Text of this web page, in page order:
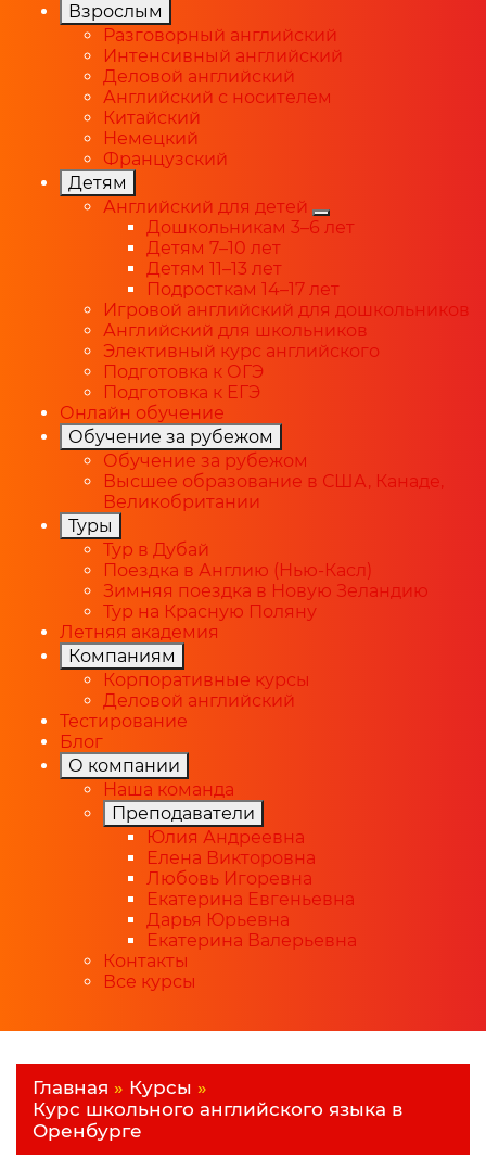
Взрослым
Разговорный английский
Интенсивный английский
Деловой английский
Английский с носителем
Китайский
Немецкий
Французский
Детям
Английский для детей
Дошкольникам 3–6 лет
Детям 7–10 лет
Детям 11–13 лет
Подросткам 14–17 лет
Игровой английский для дошкольников
Английский для школьников
Элективный курс английского
Подготовка к ОГЭ
Подготовка к ЕГЭ
Онлайн обучение
Обучение за рубежом
Обучение за рубежом
Высшее образование в США, Канаде,
Великобритании
Туры
Тур в Дубай
Поездка в Англию (Нью-Касл)
Зимняя поездка в Новую Зеландию
Тур на Красную Поляну
Летняя академия
Компаниям
Корпоративные курсы
Деловой английский
Тестирование
Блог
О компании
Наша команда
Преподаватели
Юлия Андреевна
Елена Викторовна
Любовь Игоревна
Екатерина Евгеньевна
Дарья Юрьевна
Екатерина Валерьевна
Контакты
Все курсы
Главная » Курсы »
Курс школьного английского языка в
Оренбурге